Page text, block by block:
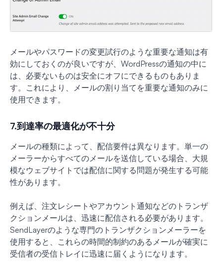
メールやパスワードの変更試行のような重要な通知は有
効にしておくのが良いですが、WordPressの通知の中に
は、必要ないものは安全にオフにできるものもありま
す。これにより、メールの割り当てを重要な通知のみに
使用できます。
7.到達率の最適化が不十分
メールの種類によって、配信要件は異なります。単一の
メーラーからすべてのメールを送信している場合、大規
模なウェブサイトでは配信に関する問題が発生する可能
性があります。
例えば、注文レシートやアカウント通知などのトランザ
クションメールは、迅速に配信される必要があります。
SendLayerのような専門のトランザクションメーラーを
使用すると、これらの時間的制約のあるメールが確実に
受信者の受信トレイに迅速に届くようになります。